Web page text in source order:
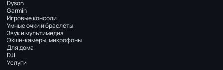
Dyson
Garmin
Игровые консоли
Умные очки и браслеты
Звук и мультимедиа
Экшн-камеры, микрофоны
Для дома
DJI
Услуги